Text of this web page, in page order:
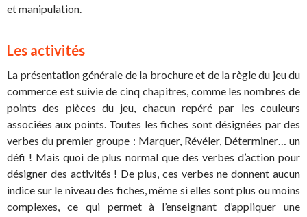
et manipulation.
Les activités
La présentation générale de la brochure et de la règle du jeu du
commerce est suivie de cinq chapitres, comme les nombres de
points des pièces du jeu, chacun repéré par les couleurs
associées aux points. Toutes les fiches sont désignées par des
verbes du premier groupe : Marquer, Révéler, Déterminer… un
défi ! Mais quoi de plus normal que des verbes d’action pour
désigner des activités ! De plus, ces verbes ne donnent aucun
indice sur le niveau des fiches, même si elles sont plus ou moins
complexes, ce qui permet à l’enseignant d’appliquer une